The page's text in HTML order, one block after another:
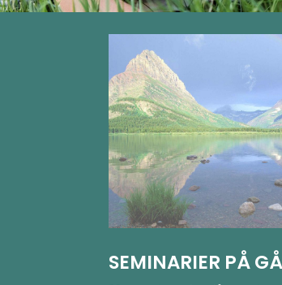
SEMINARIER PÅ